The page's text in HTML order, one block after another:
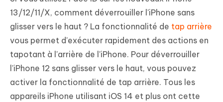
13/12/11/X, comment déverrouiller l'iPhone sans
glisser vers le haut ? La fonctionnalité de tap arrière
vous permet d'exécuter rapidement des actions en
tapotant à l'arrière de l'iPhone. Pour déverrouiller
l'iPhone 12 sans glisser vers le haut, vous pouvez
activer la fonctionnalité de tap arrière. Tous les
appareils iPhone utilisant iOS 14 et plus ont cette